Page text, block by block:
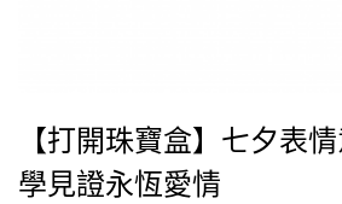
【打開珠寶盒】七夕表
學見證永恆愛情